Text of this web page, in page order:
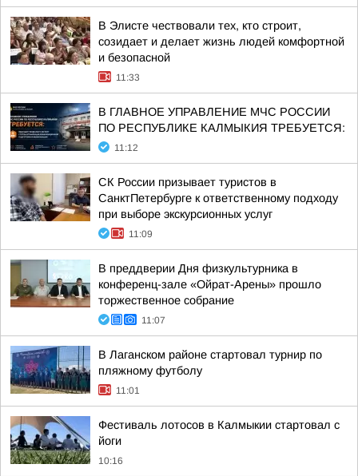
В Элисте чествовали тех, кто строит,
созидает и делает жизнь людей комфортной
и безопасной
11:33
В ГЛАВНОЕ УПРАВЛЕНИЕ МЧС РОССИИ
ПО РЕСПУБЛИКЕ КАЛМЫКИЯ ТРЕБУЕТСЯ:
11:12
СК России призывает туристов в
СанктПетербурге к ответственному подходу
при выборе экскурсионных услуг
11:09
В преддверии Дня физкультурника в
конференц-зале «Ойрат-Арены» прошло
торжественное собрание
11:07
В Лаганском районе стартовал турнир по
пляжному футболу
11:01
Фестиваль лотосов в Калмыкии стартовал с
йоги
10:16